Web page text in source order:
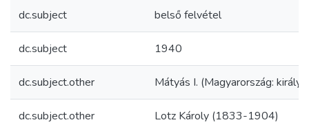
dc.subject belső felvétel
dc.subject 1940
dc.subject.other Mátyás I. (Magyarország:
dc.subject.other Lotz Károly (1833-1904)